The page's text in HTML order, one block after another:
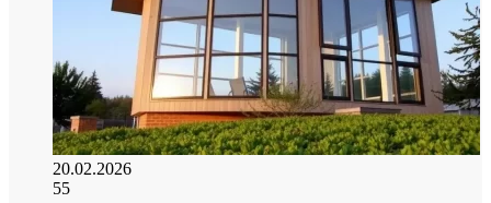
20.02.2026
55